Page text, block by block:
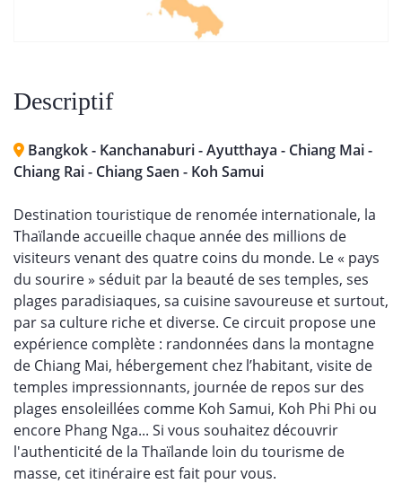
Descriptif
Bangkok - Kanchanaburi - Ayutthaya - Chiang Mai -
Chiang Rai - Chiang Saen - Koh Samui
Destination touristique de renomée internationale, la
Thaïlande accueille chaque année des millions de
visiteurs venant des quatre coins du monde. Le « pays
du sourire » séduit par la beauté de ses temples, ses
plages paradisiaques, sa cuisine savoureuse et surtout,
par sa culture riche et diverse. Ce circuit propose une
expérience complète : randonnées dans la montagne
de Chiang Mai, hébergement chez l’habitant, visite de
temples impressionnants, journée de repos sur des
plages ensoleillées comme Koh Samui, Koh Phi Phi ou
encore Phang Nga... Si vous souhaitez découvrir
l'authenticité de la Thaïlande loin du tourisme de
masse, cet itinéraire est fait pour vous.